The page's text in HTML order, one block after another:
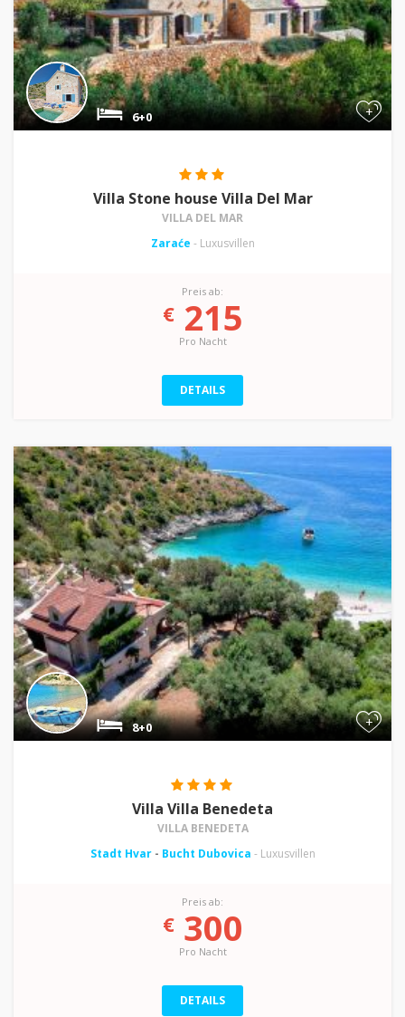
+
6+0
Villa Stone house Villa Del Mar
VILLA DEL MAR
Zaraće - Luxusvillen
Preis ab:
€215
Pro Nacht
DETAILS
+
8+0
Villa Villa Benedeta
VILLA BENEDETA
Stadt Hvar - Bucht Dubovica - Luxusvillen
Preis ab:
€300
Pro Nacht
DETAILS